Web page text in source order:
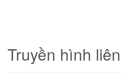
Truyền hình